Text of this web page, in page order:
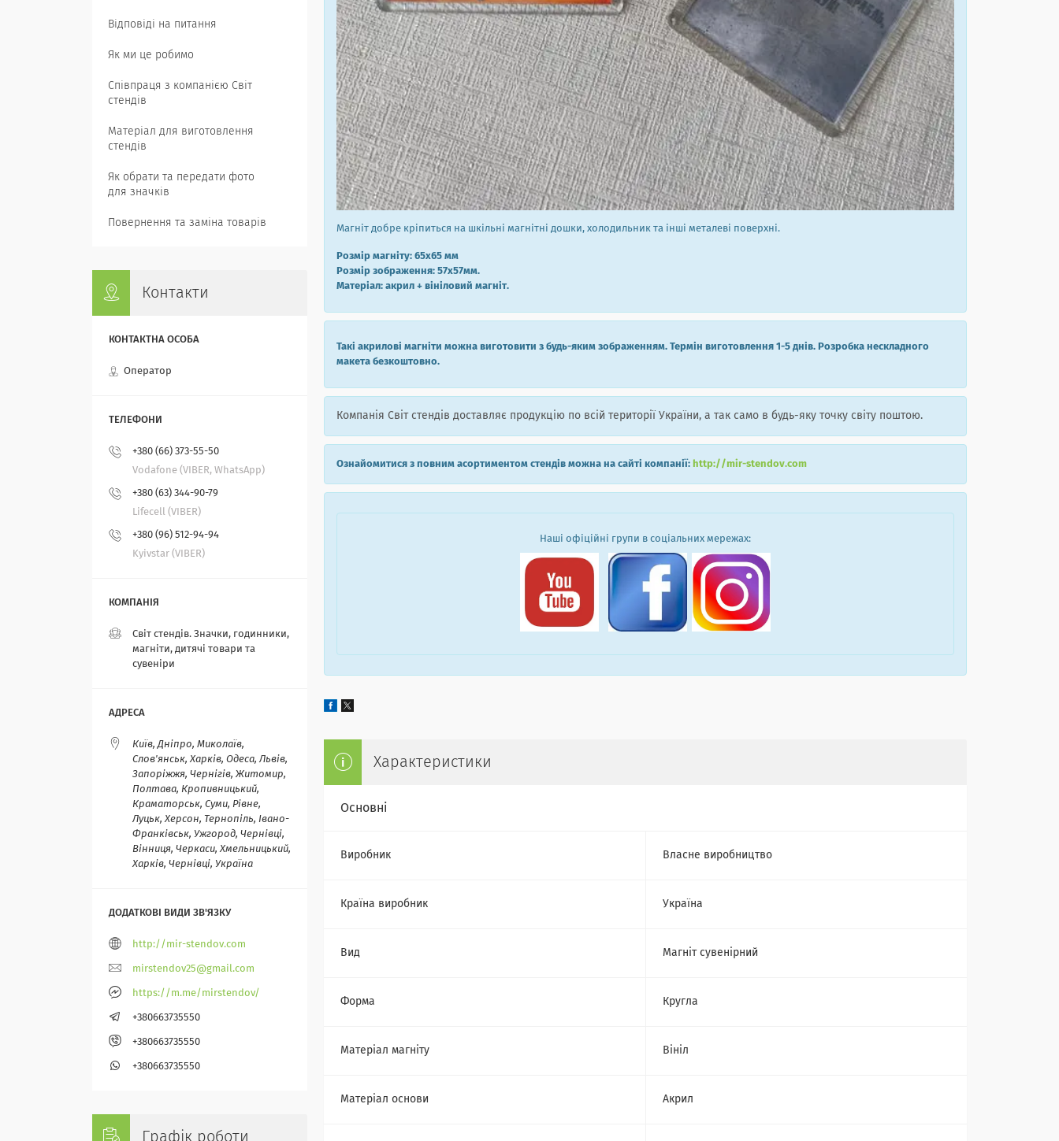
Магніт добре кріпиться на шкільні магнітні дошки, холодильник та інші металеві поверхні.
Розмір магніту: 65х65 мм
Розмір зображення: 57х57мм.
Матеріал: акрил + вініловий магніт.
Такі акрилові магніти можна виготовити з будь-яким зображенням. Термін виготовлення 1-5 днів. Розробка нескладного
макета безкоштовно.
Компанія Світ стендів доставляє продукцію по всій території України, а так само в будь-яку точку світу поштою.
Ознайомитися з повним асортиментом стендів можна на сайті компанії: http://mir-stendov.com
Наші офіційні групи в соціальних мережах:
Характеристики
Основні
Виробник Власне виробництво
Країна виробник Україна
Вид Магніт сувенірний
Форма Кругла
Матеріал магніту Вініл
Матеріал основи Акрил
Відповіді на питання
Як ми це робимо
Співпраця з компанією Світ
стендів
Матеріал для виготовлення
стендів
Як обрати та передати фото
для значків
Повернення та заміна товарів
Контакти
Оператор
+380 (66) 373-55-50
Vodafone (VIBER, WhatsApp)
+380 (63) 344-90-79
Lifecell (VIBER)
+380 (96) 512-94-94
Kyivstar (VIBER)
Світ стендів. Значки, годинники,
магніти, дитячі товари та
сувеніри
Київ, Дніпро, Миколаїв,
Слов'янськ, Харків, Одеса, Львів,
Запоріжжя, Чернігів, Житомир,
Полтава, Кропивницький,
Краматорськ, Суми, Рівне,
Луцьк, Херсон, Тернопіль, Івано-
Франківськ, Ужгород, Чернівці,
Вінниця, Черкаси, Хмельницький,
Харків, Чернівці, Україна
http://mir-stendov.com
mirstendov25@gmail.com
https://m.me/mirstendov/
+380663735550
+380663735550
+380663735550
Графік роботи